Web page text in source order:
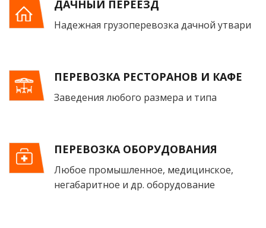
ДАЧНЫЙ ПЕРЕЕЗД
Надежная грузоперевозка дачной утвари
ПЕРЕВОЗКА РЕСТОРАНОВ И КАФЕ
Заведения любого размера и типа
ПЕРЕВОЗКА ОБОРУДОВАНИЯ
Любое промышленное, медицинское,
негабаритное и др. оборудование